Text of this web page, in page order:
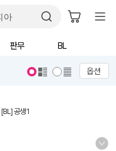
판무 BL
옵션
[BL] 공생 1